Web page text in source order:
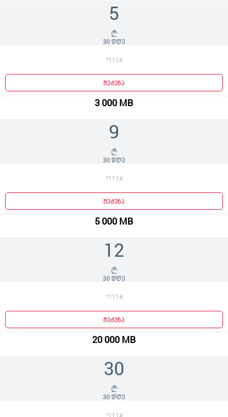
5
30 დღე
*111#
შეძენა
3 000 MB
9
30 დღე
*111#
შეძენა
5 000 MB
12
30 დღე
*111#
შეძენა
20 000 MB
30
30 დღე
*111#